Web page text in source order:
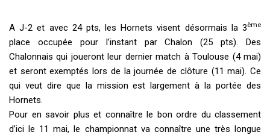
A J-2 et avec 24 pts, les Hornets visent désormais la 3ème
place occupée pour l’instant par Chalon (25 pts). Des
Chalonnais qui joueront leur dernier match à Toulouse (4 mai)
et seront exemptés lors de la journée de clôture (11 mai). Ce
qui veut dire que la mission est largement à la portée des
Hornets.
Pour en savoir plus et connaître le bon ordre du classement
d’ici le 11 mai, le championnat va connaître une très longue